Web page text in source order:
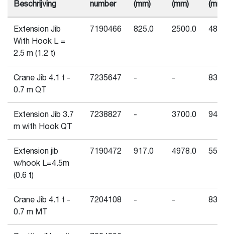
Beschrijving
number
(mm)
(mm)
(mm)
Extension Jib
With Hook L =
2.5 m (1.2 t)
7190466 825.0 2500.0
Crane Jib 4.1 t -
0.7 m QT
7235647 - -
Extension Jib 3.7
m with Hook QT
7238827 - 3700.0
Extension jib
w/hook L=4.5m
(0.6 t)
7190472 917.0 4978.0
Crane Jib 4.1 t -
0.7 m MT
7204108 - -